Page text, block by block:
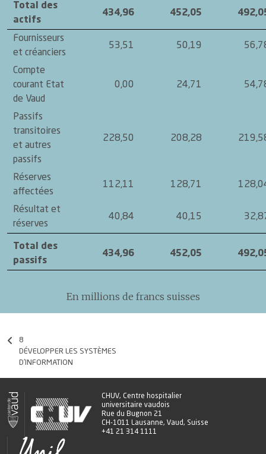
Total des
actifs
434,96 452,05
Fournisseurs
et créanciers
53,51 50,19
Compte
courant Etat
de Vaud
0,00 24,71
Passifs
transitoires
et autres
passifs
228,50 208,28
Réserves
affectées
112,11 128,71
Résultat et
réserves
40,84 40,15
Total des
passifs
434,96 452,05
En millions de francs suisses
8
DÉVELOPPER LES SYSTÈMES
D’INFORMATION
CHUV, Centre hospitalier
universitaire vaudois
Rue du Bugnon 21
CH-1011 Lausanne, Vaud, Suisse
+41 21 314 1111